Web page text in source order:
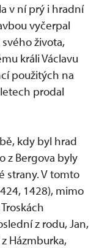
v ní prý i hradní
vyčerpal
života,
králi Václavu
použitých na
prodal
kdy byl hrad
z Bergova byly
strany. V tomto
1428), mimo
z rodu, Jan,
Házmburka,